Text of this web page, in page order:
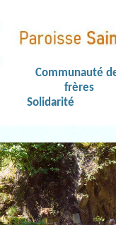
Communauté
frères
Solidarité